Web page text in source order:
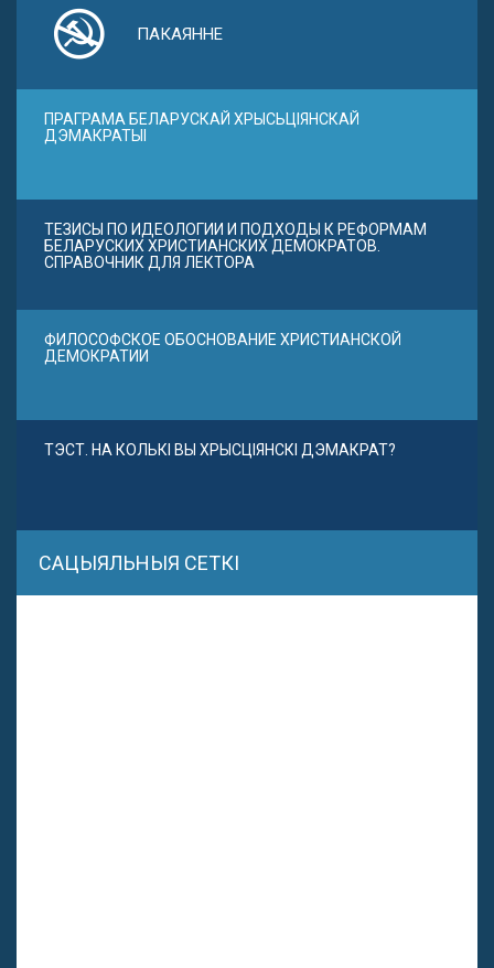
ПАКАЯННЕ
ПРАГРАМА БЕЛАРУСКАЙ ХРЫСЬЦІЯНСКАЙ
ДЭМАКРАТЫІ
ТЕЗИСЫ ПО ИДЕОЛОГИИ И ПОДХОДЫ К РЕФОРМАМ
БЕЛАРУСКИХ ХРИСТИАНСКИХ ДЕМОКРАТОВ.
СПРАВОЧНИК ДЛЯ ЛЕКТОРА
ФИЛОСОФСКОЕ ОБОСНОВАНИЕ ХРИСТИАНСКОЙ
ДЕМОКРАТИИ
ТЭСТ. НА КОЛЬКІ ВЫ ХРЫСЦІЯНСКІ ДЭМАКРАТ?
САЦЫЯЛЬНЫЯ СЕТКІ